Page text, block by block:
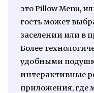
это Pillow Menu,
гость может
заселении или в
Более
удобными
интерактивные
приложения, где